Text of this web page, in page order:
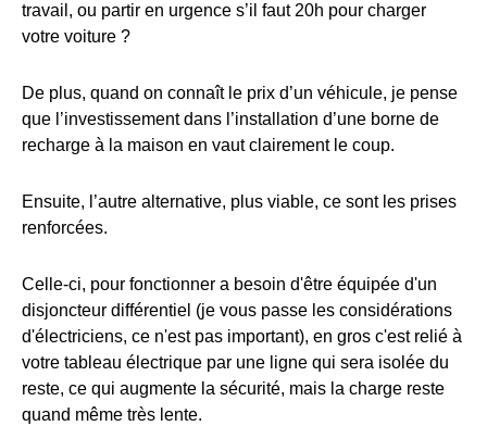
travail, ou partir en urgence s’il faut 20h pour charger
votre voiture ?
De plus, quand on connaît le prix d’un véhicule, je pense
que l’investissement dans l’installation d’une borne de
recharge à la maison en vaut clairement le coup.
Ensuite, l’autre alternative, plus viable, ce sont les prises
renforcées.
Celle-ci, pour fonctionner a besoin d'être équipée d'un
disjoncteur différentiel (je vous passe les considérations
d'électriciens, ce n'est pas important), en gros c'est relié à
votre tableau électrique par une ligne qui sera isolée du
reste, ce qui augmente la sécurité, mais la charge reste
quand même très lente.